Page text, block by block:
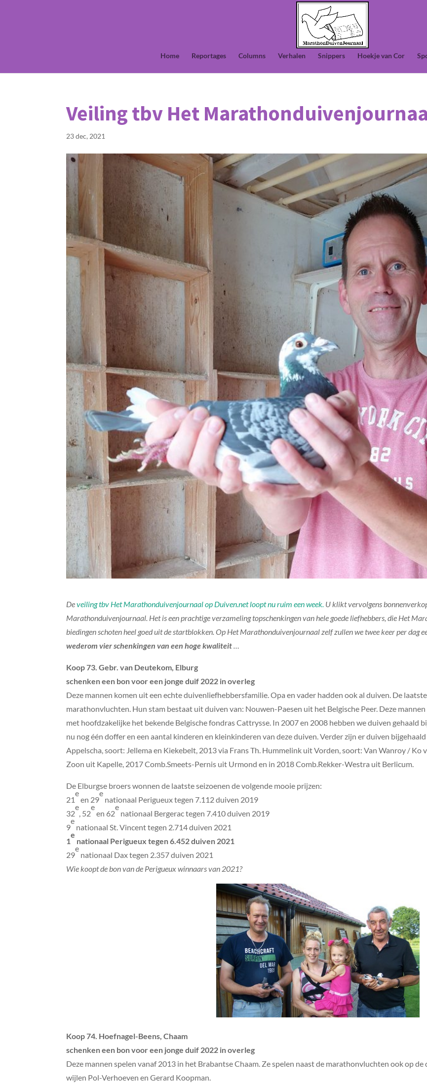
Home Reportages Columns Verhalen Snippers Hoekje van Cor
Veiling tbv Het
23 dec, 2021
Deveiling tbv Het Marathonduivenjournaal op Duiven.net loopt nu ruim een week. U klikt vervolgens
Marathonduivenjournaal. Het is een prachtige verzameling topschenkingen van hele goede liefhebbers, die Het
biedingen schoten heel goed uit de startblokken. Op Het Marathonduivenjournaal zelf zullen we twee keer per dag
wederom vier schenkingen van een hoge kwaliteit
Koop 73. Gebr. van Deutekom, Elburg
schenken een bon voor een jonge duif 2022 in overleg
Deze mannen komen uit een echte duivenliefhebbersfamilie. Opa en vader hadden ook al duiven. De
marathonvluchten. Hun stam bestaat uit duiven van: Nouwen-Paesen uit het Belgische Peer. Deze
met hoofdzakelijke het bekende Belgische fondras Cattrysse. In 2007 en 2008 hebben we duiven gehaald
nu nog één doffer en een aantal kinderen en kleinkinderen van deze duiven. Verder zijn er duiven
Appelscha, soort: Jellema en Kiekebelt, 2013 via Frans Th. Hummelink uit Vorden, soort: Van Wanroy / Ko
Zoon uit Kapelle, 2017 Comb.Smeets-Pernis uit Urmond en in 2018 Comb.Rekker-Westra uit Berlicum.
De Elburgse broers wonnen de laatste seizoenen de volgende mooie prijzen:
21
e
en 29
e
nationaal Perigueux tegen 7.112 duiven 2019
32
e
, 52
e
en 62
e
nationaal Bergerac tegen 7.410 duiven 2019
9
e
nationaal St. Vincent tegen 2.714 duiven 2021
1
e
nationaal Perigueux tegen 6.452 duiven 2021
29
e
nationaal Dax tegen 2.357 duiven 2021
Wie koopt de bon van de Perigueux winnaars van 2021?
Koop 74. Hoefnagel-Beens, Chaam
schenken een bon voor een jonge duif 2022 in overleg
Deze mannen spelen vanaf 2013 in het Brabantse Chaam. Ze spelen naast de marathonvluchten ook op
wijlen Pol-Verhoeven en Gerard Koopman.